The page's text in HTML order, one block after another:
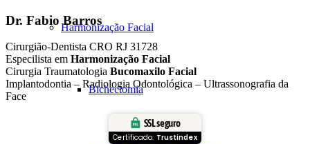
Harmonização Facial
Bichectomia
Dr. Fabio Barros
Cirurgião-Dentista CRO RJ 31728
Especilista em Harmonização Facial
Cirurgia Traumatologia Bucomaxilo Facial
Implantodontia – Radiologia Odontológica – Ultrassonografia da
Face
SSL seguro
Certificado: Trustindex